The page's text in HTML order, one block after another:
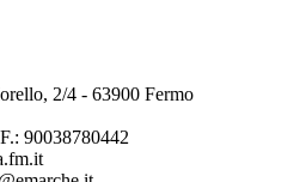
2/4 - 63900 Fermo
90038780442